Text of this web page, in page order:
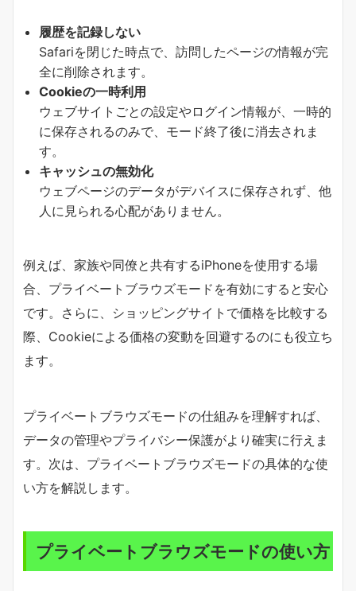
履歴を記録しない
Safariを閉じた時点で、訪問したページの情報が完
全に削除されます。
Cookieの一時利用
ウェブサイトごとの設定やログイン情報が、一時的
に保存されるのみで、モード終了後に消去されま
す。
キャッシュの無効化
ウェブページのデータがデバイスに保存されず、他
人に見られる心配がありません。
例えば、家族や同僚と共有するiPhoneを使用する場
合、プライベートブラウズモードを有効にすると安心
です。さらに、ショッピングサイトで価格を比較する
際、Cookieによる価格の変動を回避するのにも役立ち
ます。
プライベートブラウズモードの仕組みを理解すれば、
データの管理やプライバシー保護がより確実に行えま
す。次は、プライベートブラウズモードの具体的な使
い方を解説します。
プライベートブラウズモードの使い方